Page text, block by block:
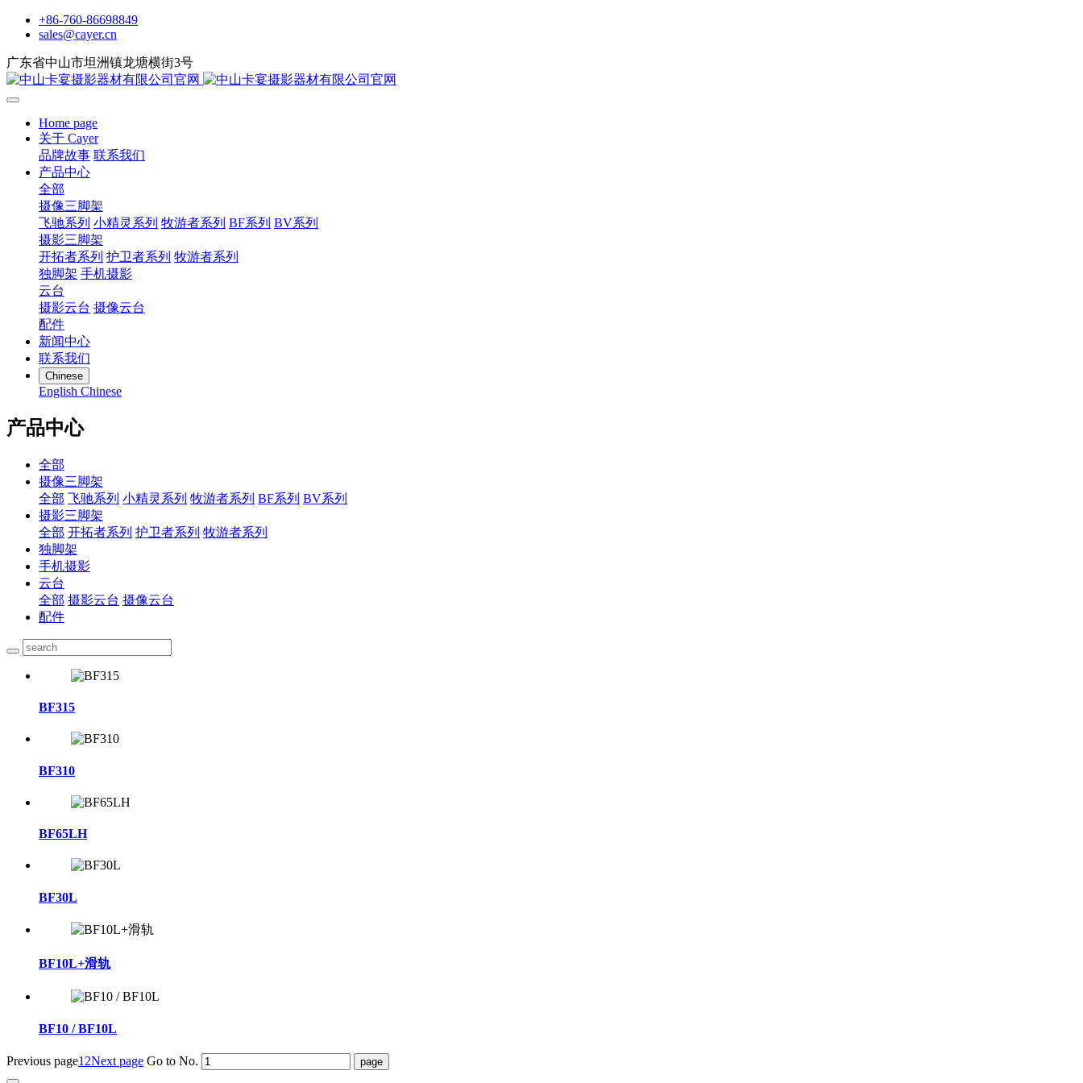
+86-760-86698849
sales@cayer.cn
广东省中山市坦洲镇龙塘横街3号
Home page
关于 Cayer
品牌故事 联系我们
产品中心
全部
摄像三脚架
飞驰系列 小精灵系列 牧游者系列 BF系列 BV系列
摄影三脚架
开拓者系列 护卫者系列 牧游者系列
独脚架 手机摄影
云台
摄影云台 摄像云台
配件
新闻中心
联系我们
Chinese
English Chinese
产品中心
全部
摄像三脚架
全部 飞驰系列 小精灵系列 牧游者系列 BF系列 BV系列
摄影三脚架
全部 开拓者系列 护卫者系列 牧游者系列
独脚架
手机摄影
云台
全部 摄影云台 摄像云台
配件
BF315
BF310
BF65LH
BF30L
BF10L+滑轨
BF10 / BF10L
Previous page1 2Next page Go to No.